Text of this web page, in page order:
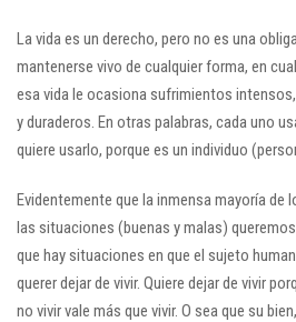
La vida es un derecho, pero no es una
mantenerse vivo de cualquier forma, en
esa vida le ocasiona sufrimientos
y duraderos. En otras palabras, cada uno
quiere usarlo, porque es un individuo
Evidentemente que la inmensa mayoría de
las situaciones (buenas y malas)
que hay situaciones en que el sujeto
querer dejar de vivir. Quiere dejar de vivir
no vivir vale más que vivir. O sea que su